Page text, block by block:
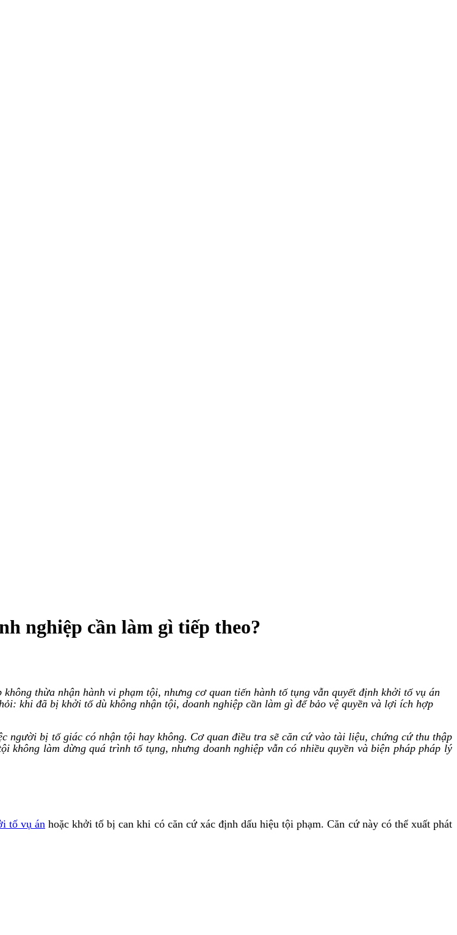
nghiệp cần làm gì tiếp theo?
thừa nhận hành vi phạm tội, nhưng cơ quan tiến hành tố tụng vẫn quyết định khởi tố vụ án
khi đã bị khởi tố dù không nhận tội, doanh nghiệp cần làm gì để bảo vệ quyền và lợi ích hợp
người bị tố giác có nhận tội hay không. Cơ quan điều tra sẽ căn cứ vào tài liệu, chứng cứ thu thập
không làm dừng quá trình tố tụng, nhưng doanh nghiệp vẫn có nhiều quyền và biện pháp pháp lý
tố vụ án hoặc khởi tố bị can khi có căn cứ xác định dấu hiệu tội phạm. Căn cứ này có thể xuất phát